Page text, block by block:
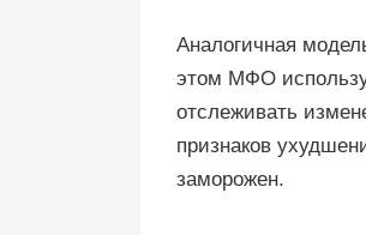
Аналогичная
этом МФО
отслеживать
признаков
заморожен.